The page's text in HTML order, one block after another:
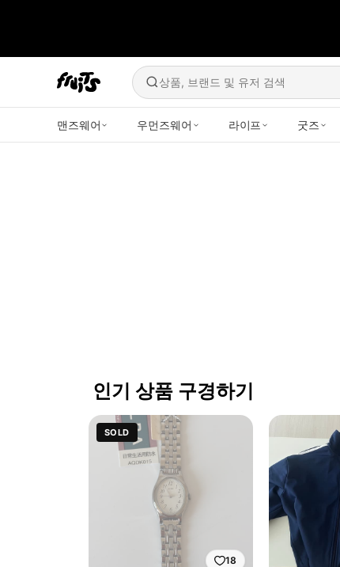
상품, 브랜드 및 유저 검색
맨즈웨어 우먼즈웨어 라이프 굿즈
인기 상품 구경하기
SOLD
18